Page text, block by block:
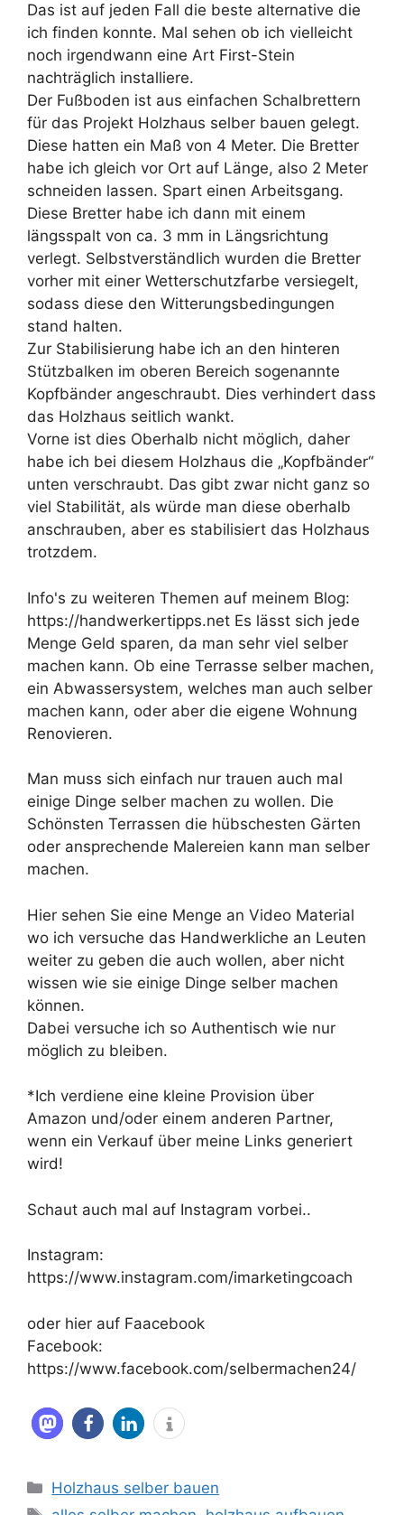
Das ist auf jeden Fall die beste alternative die
ich finden konnte. Mal sehen ob ich vielleicht
noch irgendwann eine Art First-Stein
nachträglich installiere.
Der Fußboden ist aus einfachen Schalbrettern
für das Projekt Holzhaus selber bauen gelegt.
Diese hatten ein Maß von 4 Meter. Die Bretter
habe ich gleich vor Ort auf Länge, also 2 Meter
schneiden lassen. Spart einen Arbeitsgang.
Diese Bretter habe ich dann mit einem
längsspalt von ca. 3 mm in Längsrichtung
verlegt. Selbstverständlich wurden die Bretter
vorher mit einer Wetterschutzfarbe versiegelt,
sodass diese den Witterungsbedingungen
stand halten.
Zur Stabilisierung habe ich an den hinteren
Stützbalken im oberen Bereich sogenannte
Kopfbänder angeschraubt. Dies verhindert dass
das Holzhaus seitlich wankt.
Vorne ist dies Oberhalb nicht möglich, daher
habe ich bei diesem Holzhaus die „Kopfbänder“
unten verschraubt. Das gibt zwar nicht ganz so
viel Stabilität, als würde man diese oberhalb
anschrauben, aber es stabilisiert das Holzhaus
trotzdem.
Info's zu weiteren Themen auf meinem Blog:
https://handwerkertipps.net Es lässt sich jede
Menge Geld sparen, da man sehr viel selber
machen kann. Ob eine Terrasse selber machen,
ein Abwassersystem, welches man auch selber
machen kann, oder aber die eigene Wohnung
Renovieren.
Man muss sich einfach nur trauen auch mal
einige Dinge selber machen zu wollen. Die
Schönsten Terrassen die hübschesten Gärten
oder ansprechende Malereien kann man selber
machen.
Hier sehen Sie eine Menge an Video Material
wo ich versuche das Handwerkliche an Leuten
weiter zu geben die auch wollen, aber nicht
wissen wie sie einige Dinge selber machen
können.
Dabei versuche ich so Authentisch wie nur
möglich zu bleiben.
*Ich verdiene eine kleine Provision über
Amazon und/oder einem anderen Partner,
wenn ein Verkauf über meine Links generiert
wird!
Schaut auch mal auf Instagram vorbei..
Instagram:
https://www.instagram.com/imarketingcoach
oder hier auf Faacebook
Facebook:
https://www.facebook.com/selbermachen24/
Kategorien
Holzhaus selber bauen